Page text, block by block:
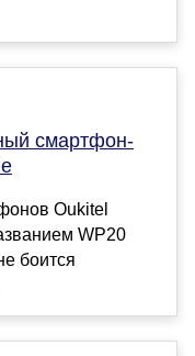
смартфон-
Oukitel
WP20
боится